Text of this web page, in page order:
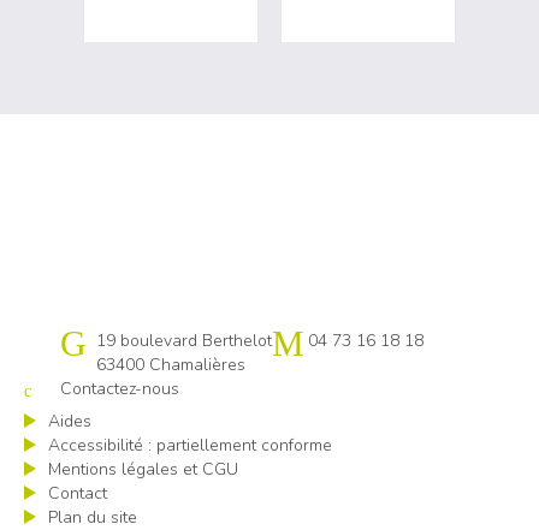
Cap emploi 63
19 boulevard Berthelot
63400 Chamalières
04 73 16 18 18
Contactez-nous
Aides
Accessibilité : partiellement conforme
Mentions légales et CGU
Contact
Plan du site